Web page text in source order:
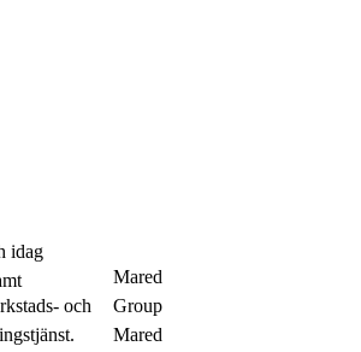
idag
och
Mared
Group
Mared